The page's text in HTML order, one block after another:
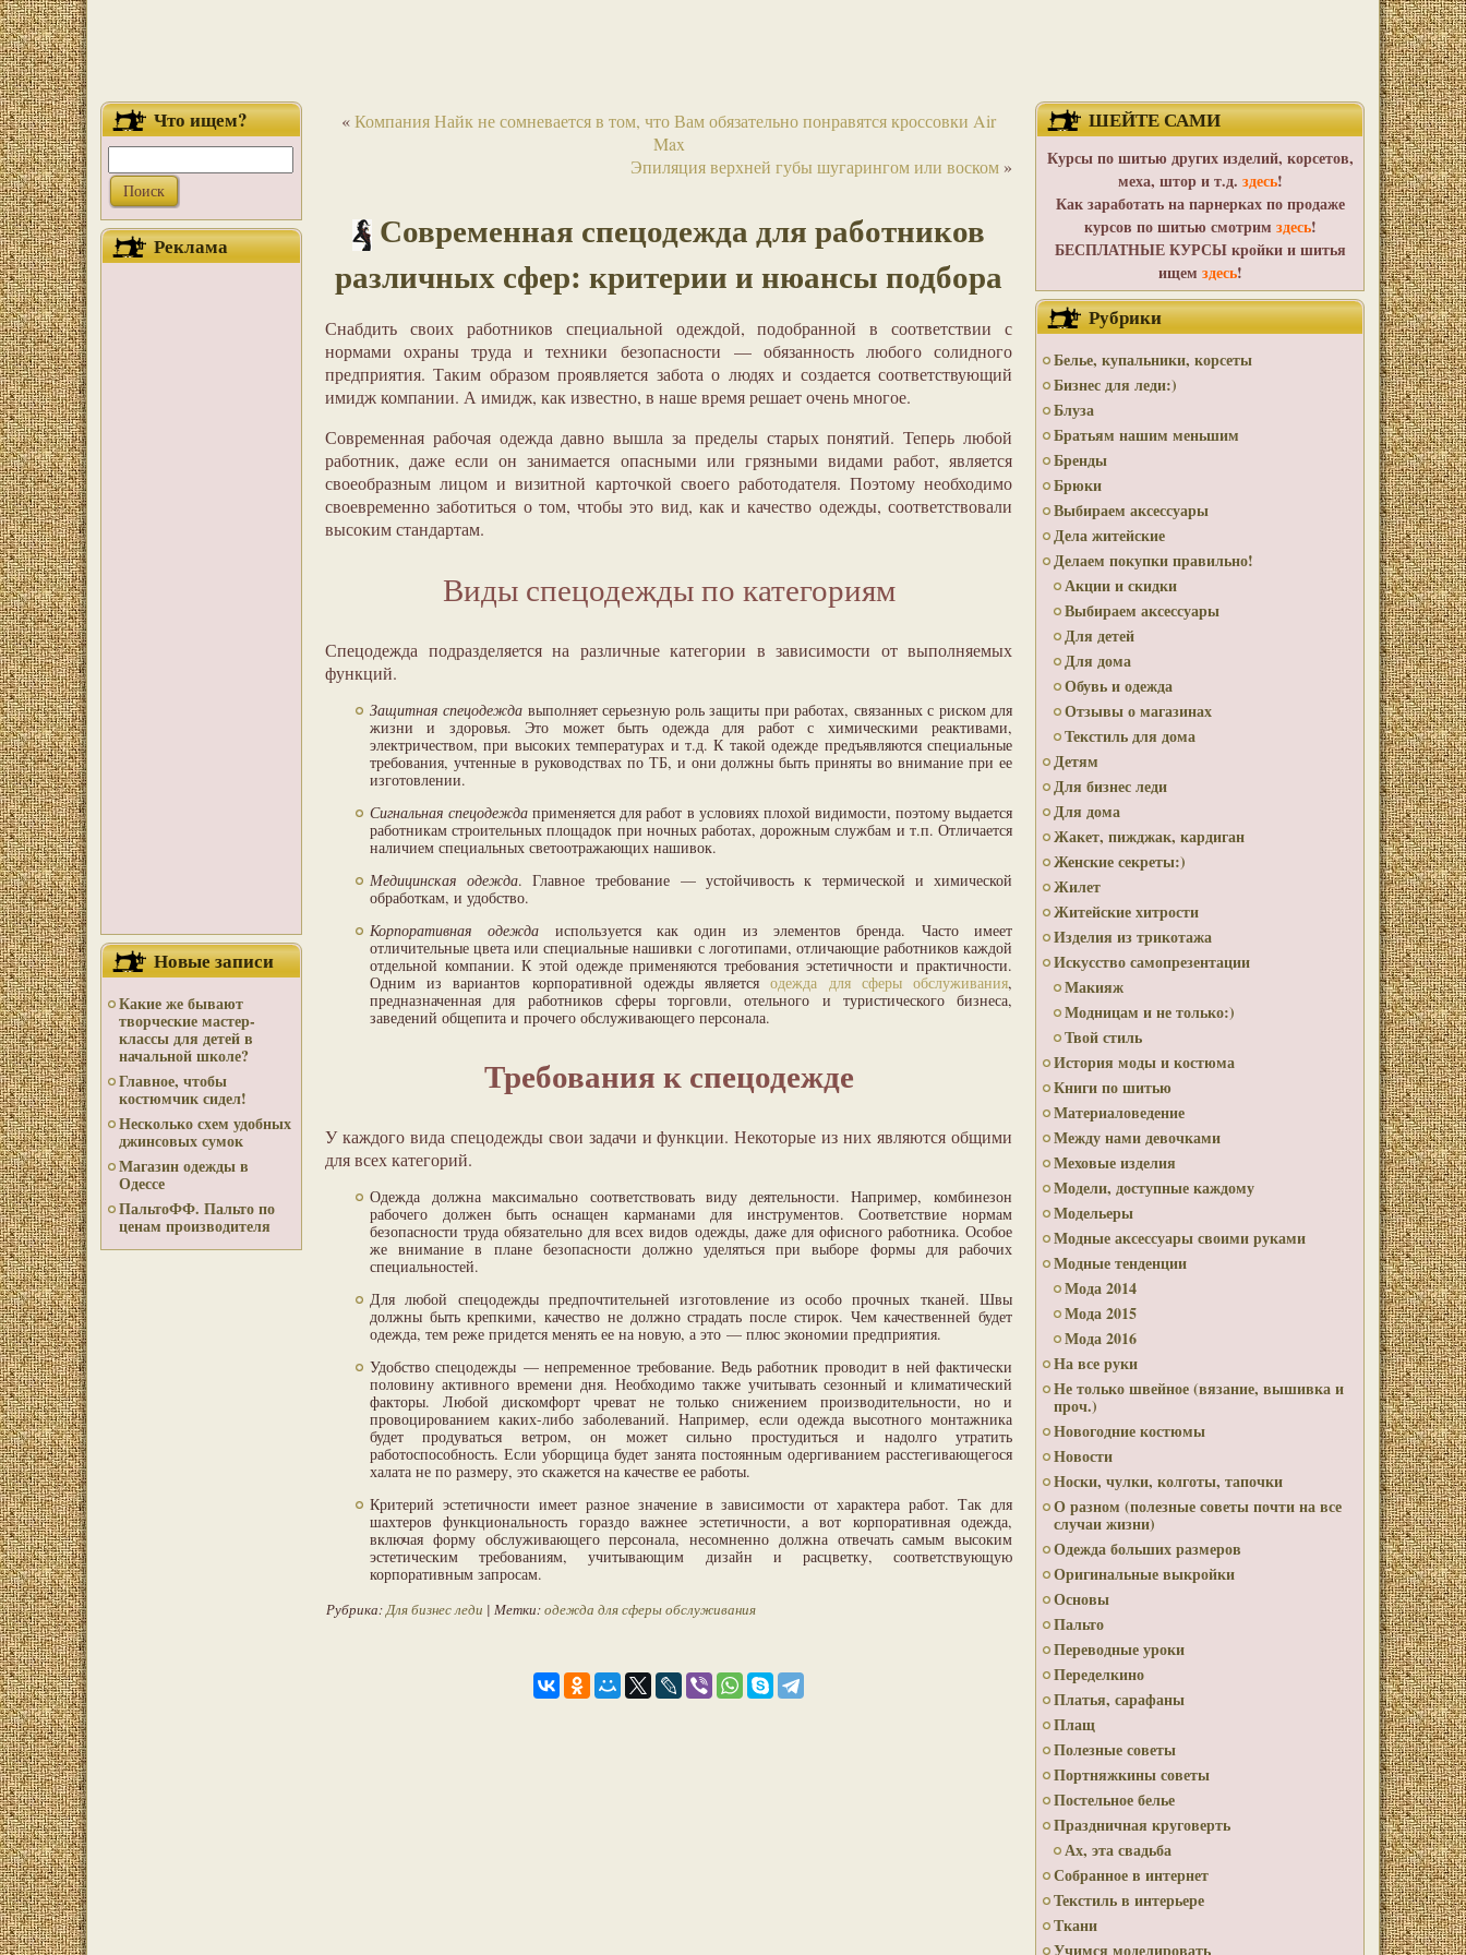
Что ищем?
Реклама
Новые записи
Какие же бывают
творческие мастер-
классы для детей в
начальной школе?
Главное, чтобы
костюмчик сидел!
Несколько схем удобных
джинсовых сумок
Магазин одежды в
Одессе
ПальтоФФ. Пальто по
ценам производителя
«Компания Найк не сомневается в том, что Вам обязательно понравятся кроссовки Air
Max
Эпиляция верхней губы шугарингом или воском »
Современная спецодежда для работников
различных сфер: критерии и нюансы подбора
Снабдить своих работников специальной одеждой, подобранной в соответствии с
нормами охраны труда и техники безопасности — обязанность любого солидного
предприятия. Таким образом проявляется забота о людях и создается соответствующий
имидж компании. А имидж, как известно, в наше время решает очень многое.
Современная рабочая одежда давно вышла за пределы старых понятий. Теперь любой
работник, даже если он занимается опасными или грязными видами работ, является
своеобразным лицом и визитной карточкой своего работодателя. Поэтому необходимо
своевременно заботиться о том, чтобы это вид, как и качество одежды, соответствовали
высоким стандартам.
Виды спецодежды по категориям
Спецодежда подразделяется на различные категории в зависимости от выполняемых
функций.
Защитная спецодежда выполняет серьезную роль защиты при работах, связанных с риском для
жизни и здоровья. Это может быть одежда для работ с химическими реактивами,
электричеством, при высоких температурах и т.д. К такой одежде предъявляются специальные
требования, учтенные в руководствах по ТБ, и они должны быть приняты во внимание при ее
изготовлении.
Сигнальная спецодежда применяется для работ в условиях плохой видимости, поэтому выдается
работникам строительных площадок при ночных работах, дорожным службам и т.п. Отличается
наличием специальных светоотражающих нашивок.
Медицинская одежда. Главное требование — устойчивость к термической и химической
обработкам, и удобство.
Корпоративная одежда используется как один из элементов бренда. Часто имеет
отличительные цвета или специальные нашивки с логотипами, отличающие работников каждой
отдельной компании. К этой одежде применяются требования эстетичности и практичности.
Одним из вариантов корпоративной одежды являетсяодежда для сферы обслуживания,
предназначенная для работников сферы торговли, отельного и туристического бизнеса,
заведений общепита и прочего обслуживающего персонала.
Требования к спецодежде
У каждого вида спецодежды свои задачи и функции. Некоторые из них являются общими
для всех категорий.
Одежда должна максимально соответствовать виду деятельности. Например, комбинезон
рабочего должен быть оснащен карманами для инструментов. Соответствие нормам
безопасности труда обязательно для всех видов одежды, даже для офисного работника. Особое
же внимание в плане безопасности должно уделяться при выборе формы для рабочих
специальностей.
Для любой спецодежды предпочтительней изготовление из особо прочных тканей. Швы
должны быть крепкими, качество не должно страдать после стирок. Чем качественней будет
одежда, тем реже придется менять ее на новую, а это — плюс экономии предприятия.
Удобство спецодежды — непременное требование. Ведь работник проводит в ней фактически
половину активного времени дня. Необходимо также учитывать сезонный и климатический
факторы. Любой дискомфорт чреват не только снижением производительности, но и
провоцированием каких-либо заболеваний. Например, если одежда высотного монтажника
будет продуваться ветром, он может сильно простудиться и надолго утратить
работоспособность. Если уборщица будет занята постоянным одергиванием расстегивающегося
халата не по размеру, это скажется на качестве ее работы.
Критерий эстетичности имеет разное значение в зависимости от характера работ. Так для
шахтеров функциональность гораздо важнее эстетичности, а вот корпоративная одежда,
включая форму обслуживающего персонала, несомненно должна отвечать самым высоким
эстетическим требованиям, учитывающим дизайн и расцветку, соответствующую
корпоративным запросам.
Рубрика:Для бизнес леди | Метки:одежда для сферы обслуживания
ШЕЙТЕ САМИ
Курсы по шитью других изделий, корсетов,
меха, штор и т.д. здесь!
Как заработать на парнерках по продаже
курсов по шитью смотрим здесь!
БЕСПЛАТНЫЕ КУРСЫ кройки и шитья
ищем здесь!
Рубрики
Белье, купальники, корсеты
Бизнес для леди:)
Блуза
Братьям нашим меньшим
Бренды
Брюки
Выбираем аксессуары
Дела житейские
Делаем покупки правильно!
Акции и скидки
Выбираем аксессуары
Для детей
Для дома
Обувь и одежда
Отзывы о магазинах
Текстиль для дома
Детям
Для бизнес леди
Для дома
Жакет, пижджак, кардиган
Женские секреты:)
Жилет
Житейские хитрости
Изделия из трикотажа
Искусство самопрезентации
Макияж
Модницам и не только:)
Твой стиль
История моды и костюма
Книги по шитью
Материаловедение
Между нами девочками
Меховые изделия
Модели, доступные каждому
Модельеры
Модные аксессуары своими руками
Модные тенденции
Мода 2014
Мода 2015
Мода 2016
На все руки
Не только швейное (вязание, вышивка и
проч.)
Новогодние костюмы
Новости
Носки, чулки, колготы, тапочки
О разном (полезные советы почти на все
случаи жизни)
Одежда больших размеров
Оригинальные выкройки
Основы
Пальто
Переводные уроки
Переделкино
Платья, сарафаны
Плащ
Полезные советы
Портняжкины советы
Постельное белье
Праздничная круговерть
Ах, эта свадьба
Собранное в интернет
Текстиль в интерьере
Ткани
Учимся моделировать